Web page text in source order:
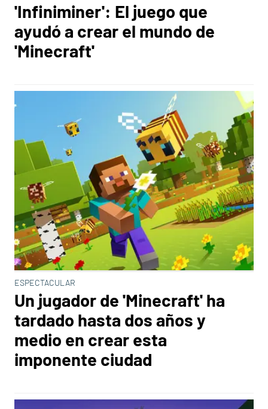
'Infiniminer': El juego que
ayudó a crear el mundo de
'Minecraft'
ESPECTACULAR
Un jugador de 'Minecraft' ha
tardado hasta dos años y
medio en crear esta
imponente ciudad